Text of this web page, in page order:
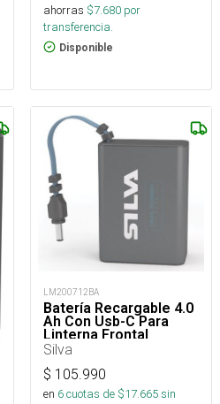
ahorras $7.680 por
transferencia.
Disponible
LM200712BA
Batería Recargable 4.0
Ah Con Usb-C Para
Linterna Frontal
Silva
$ 105.990
en 6cuotas de $17.665sin